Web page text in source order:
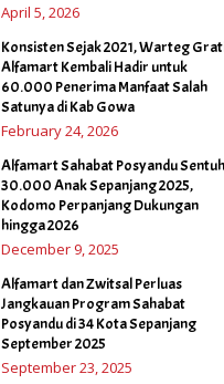
April 5, 2026
Konsisten Sejak 2021, Warteg
Alfamart Kembali Hadir untuk
60.000 Penerima Manfaat Salah
Satunya di Kab Gowa
February 24, 2026
Alfamart Sahabat Posyandu Sentuh
30.000 Anak Sepanjang 2025,
Kodomo Perpanjang Dukungan
hingga 2026
December 9, 2025
Alfamart dan Zwitsal Perluas
Jangkauan Program Sahabat
Posyandu di 34 Kota Sepanjang
September 2025
September 23, 2025